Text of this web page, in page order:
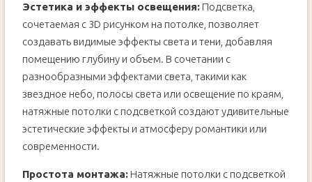
Эстетика и эффекты освещения:Подсветка,
сочетаемая с 3D рисунком на потолке, позволяет
создавать видимые эффекты света и тени, добавляя
помещению глубину и объем. В сочетании с
разнообразными эффектами света, такими как
звездное небо, полосы света или освещение по краям,
натяжные потолки с подсветкой создают удивительные
эстетические эффекты и атмосферу романтики или
современности.
Простота монтажа:Натяжные потолки с подсветкой